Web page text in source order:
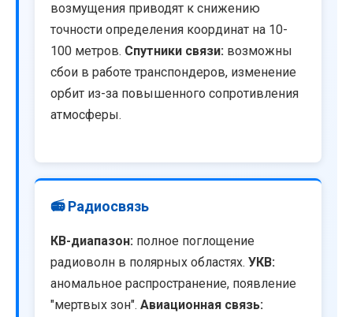
возмущения приводят к снижению
точности определения координат на 10-
100 метров. Спутники связи: возможны
сбои в работе транспондеров, изменение
орбит из-за повышенного сопротивления
атмосферы.
📻 Радиосвязь
КВ-диапазон: полное поглощение
радиоволн в полярных областях. УКВ:
аномальное распространение, появление
"мертвых зон". Авиационная связь: